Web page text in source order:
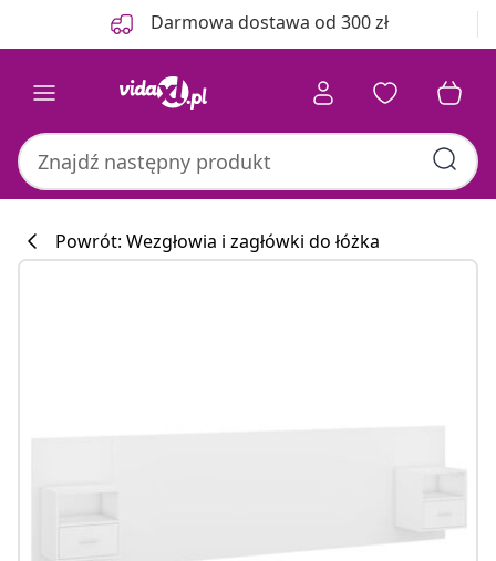
Darmowa dostawa od 300 zł
Powrót: Wezgłowia i zagłówki do łóżka